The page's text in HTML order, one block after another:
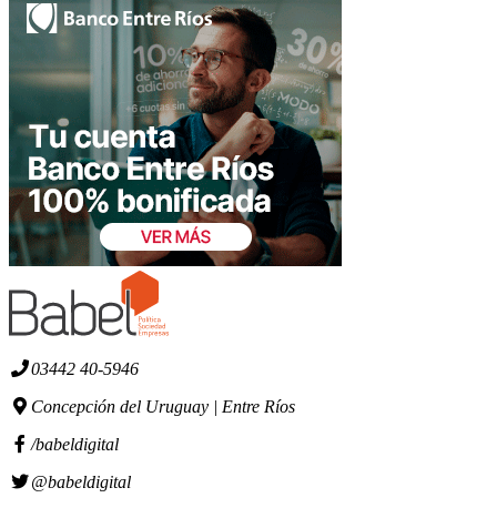
03442 40-5946
Concepción del Uruguay | Entre Ríos
/babeldigital
@babeldigital